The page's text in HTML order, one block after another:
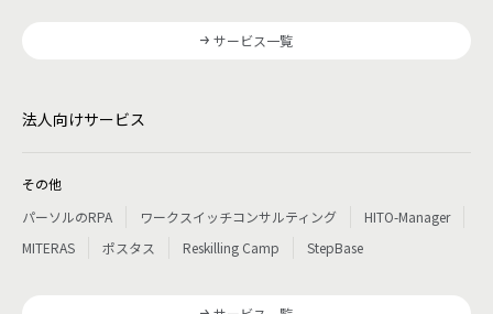
サービス一覧
法人向けサービス
その他
パーソルのRPA
ワークスイッチコンサルティング
HITO-Manager
MITERAS
ポスタス Reskilling Camp StepBase